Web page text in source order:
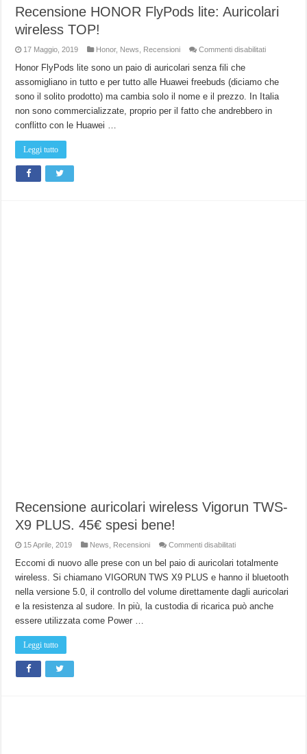
Recensione HONOR FlyPods lite: Auricolari
wireless TOP!
17 Maggio, 2019 Honor, News Recensioni Commenti disabilitatisu
lite:
wireless
TOP!
Honor FlyPods lite sono un paio di auricolari senza fili che
assomigliano in tutto e per tutto alle Huawei freebuds (diciamo che
sono il solito prodotto) ma cambia solo il nome e il prezzo. In Italia
non sono commercializzate, proprio per il fatto che andrebbero in
conflitto con le Huawei …
Leggi tutto
Recensione auricolari wireless Vigorun TWS-
X9 PLUS. 45€ spesi bene!
15 Aprile, 2019 News, Recensioni Commenti disabilitatisu
auricolari
Vigorun
X9
PLUS.
45€
Eccomi di nuovo alle prese con un bel paio di auricolari totalmente
wireless. Si chiamano VIGORUN TWS X9 PLUS e hanno il bluetooth
nella versione 5.0, il controllo del volume direttamente dagli auricolari
e la resistenza al sudore. In più, la custodia di ricarica può anche
essere utilizzata come Power …
Leggi tutto